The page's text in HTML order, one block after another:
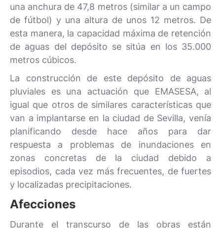
una anchura de 47,8 metros (similar a un campo
de fútbol) y una altura de unos 12 metros. De
esta manera, la capacidad máxima de retención
de aguas del depósito se sitúa en los 35.000
metros cúbicos.
La construcción de este depósito de aguas
pluviales es una actuación que EMASESA, al
igual que otros de similares características que
van a implantarse en la ciudad de Sevilla, venía
planificando desde hace años para dar
respuesta a problemas de inundaciones en
zonas concretas de la ciudad debido a
episodios, cada vez más frecuentes, de fuertes
y localizadas precipitaciones.
Afecciones
Durante el transcurso de las obras están